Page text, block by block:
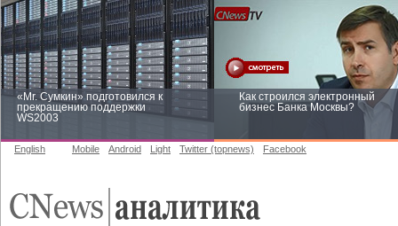
«Mr. Сумкин» подготовился к
прекращению поддержки
WS2003
Как строился электронный
бизнес Банка Москвы?
English Mobile Android Light Twitter (topnews) Facebook